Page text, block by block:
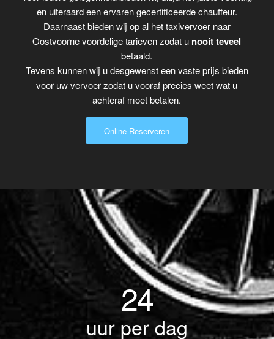
en uiteraard een ervaren gecertificeerde chauffeur.
Daarnaast bieden wij op al het taxivervoer naar
Oostvoorne voordelige tarieven zodat u nooit teveel
betaald.
Tevens kunnen wij u desgewenst een vaste prijs bieden
voor uw vervoer zodat u vooraf precies weet wat u
achteraf moet betalen.
Online Reserveren
24
uur per dag